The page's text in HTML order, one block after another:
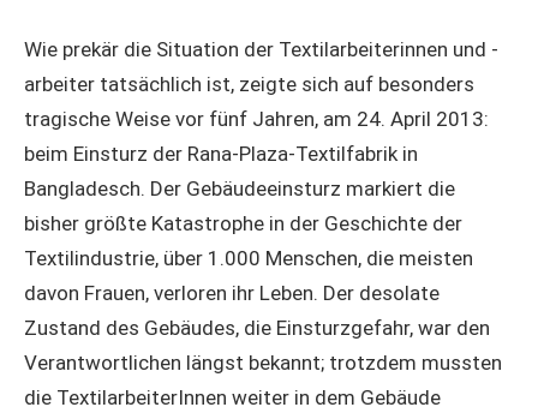
Wie prekär die Situation der Textilarbeiterinnen und -
arbeiter tatsächlich ist, zeigte sich auf besonders
tragische Weise vor fünf Jahren, am 24. April 2013:
beim Einsturz der Rana-Plaza-Textilfabrik in
Bangladesch. Der Gebäudeeinsturz markiert die
bisher größte Katastrophe in der Geschichte der
Textilindustrie, über 1.000 Menschen, die meisten
davon Frauen, verloren ihr Leben. Der desolate
Zustand des Gebäudes, die Einsturzgefahr, war den
Verantwortlichen längst bekannt; trotzdem mussten
die TextilarbeiterInnen weiter in dem Gebäude